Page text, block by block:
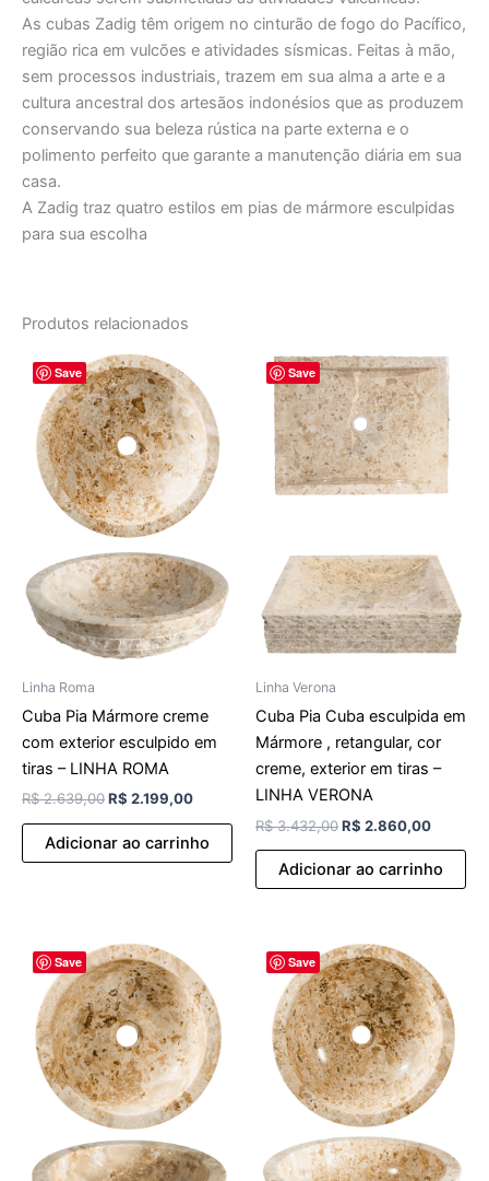
As cubas Zadig têm origem no cinturão de fogo do Pacífico,
região rica em vulcões e atividades sísmicas. Feitas à mão,
sem processos industriais, trazem em sua alma a arte e a
cultura ancestral dos artesãos indonésios que as produzem
conservando sua beleza rústica na parte externa e o
polimento perfeito que garante a manutenção diária em sua
casa.
A Zadig traz quatro estilos em pias de mármore esculpidas
para sua escolha
Produtos relacionados
Save
Linha Roma
Cuba Pia Mármore creme
com exterior esculpido em
tiras – LINHA ROMA
R$2.639,00
O
preço
original
era:
R$ 2.639,00.
R$ 2.199,00
atual
é:
R$ 2.199,00.
Adicionar ao carrinho
Save
Linha Verona
Cuba Pia Cuba esculpida em
Mármore , retangular, cor
creme, exterior em tiras –
LINHA VERONA
R$3.432,00
O
preço
original
era:
R$ 3.432,00.
R$ 2.860,00
O
preço
atual
é:
R$
Adicionar ao carrinho
Save
O
preço
original
era:
R$ 2.309,00.
atual
é:
R$ 1.924,00.
Save
O
preço
original
era:
R$ 2.754,00.
atual
é:
R$